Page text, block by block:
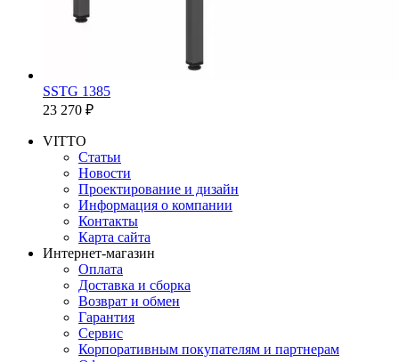
SSTG 1385
23 270 ₽
VITTO
Статьи
Новости
Проектирование и дизайн
Информация о компании
Контакты
Карта сайта
Интернет-магазин
Оплата
Доставка и сборка
Возврат и обмен
Гарантия
Сервис
Корпоративным покупателям и партнерам